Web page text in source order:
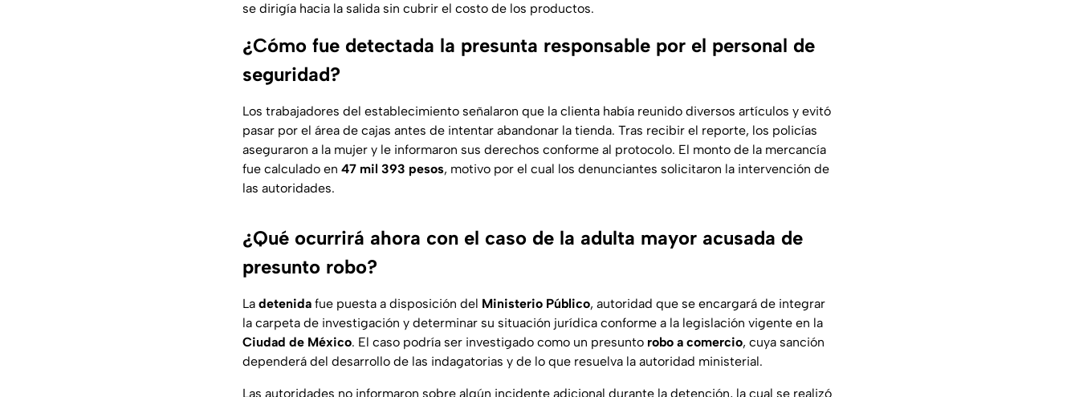
se dirigía hacia la salida sin cubrir el costo de los productos.
¿Cómo fue detectada la presunta responsable por el personal de
seguridad?
Los trabajadores del establecimiento señalaron que la clienta había reunido diversos artículos y evitó
pasar por el área de cajas antes de intentar abandonar la tienda. Tras recibir el reporte, los policías
aseguraron a la mujer y le informaron sus derechos conforme al protocolo. El monto de la mercancía
fue calculado en 47 mil 393 pesos, motivo por el cual los denunciantes solicitaron la intervención de
las autoridades.
¿Qué ocurrirá ahora con el caso de la adulta mayor acusada de
presunto robo?
La detenida fue puesta a disposición del Ministerio Público, autoridad que se encargará de integrar
la carpeta de investigación y determinar su situación jurídica conforme a la legislación vigente en la
Ciudad de México. El caso podría ser investigado como un presunto robo a comercio, cuya sanción
dependerá del desarrollo de las indagatorias y de lo que resuelva la autoridad ministerial.
Las autoridades no informaron sobre algún incidente adicional durante la detención, la cual se realizó